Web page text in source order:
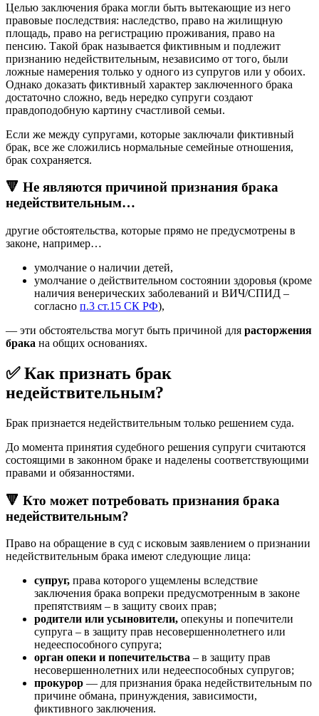
Целью заключения брака могли быть вытекающие из него
правовые последствия: наследство, право на жилищную
площадь, право на регистрацию проживания, право на
пенсию. Такой брак называется фиктивным и подлежит
признанию недействительным, независимо от того, были
ложные намерения только у одного из супругов или у обоих.
Однако доказать фиктивный характер заключенного брака
достаточно сложно, ведь нередко супруги создают
правдоподобную картину счастливой семьи.
Если же между супругами, которые заключали фиктивный
брак, все же сложились нормальные семейные отношения,
брак сохраняется.
🔻 Не являются причиной признания брака
недействительным…
другие обстоятельства, которые прямо не предусмотрены в
законе, например…
умолчание о наличии детей,
умолчание о действительном состоянии здоровья (кроме
наличия венерических заболеваний и ВИЧ/СПИД –
согласно п.3 ст.15 СК РФ),
— эти обстоятельства могут быть причиной для расторжения
брака на общих основаниях.
✅ Как признать брак
недействительным?
Брак признается недействительным только решением суда.
До момента принятия судебного решения супруги считаются
состоящими в законном браке и наделены соответствующими
правами и обязанностями.
🔻 Кто может потребовать признания брака
недействительным?
Право на обращение в суд с исковым заявлением о признании
недействительным брака имеют следующие лица:
супруг, права которого ущемлены вследствие
заключения брака вопреки предусмотренным в законе
препятствиям – в защиту своих прав;
родители или усыновители, опекуны и попечители
супруга – в защиту прав несовершеннолетнего или
недееспособного супруга;
орган опеки и попечительства – в защиту прав
несовершеннолетних или недееспособных супругов;
прокурор — для признания брака недействительным по
причине обмана, принуждения, зависимости,
фиктивного заключения.